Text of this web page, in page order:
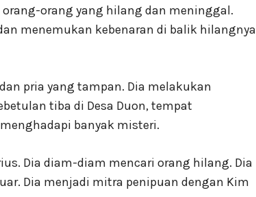
orang yang hilang dan meninggal.
menemukan kebenaran di balik hilangnya
pria yang tampan. Dia melakukan
tiba di Desa Duon, tempat
banyak misteri.
Dia diam-diam mencari orang hilang. Dia
Dia menjadi mitra penipuan dengan Kim